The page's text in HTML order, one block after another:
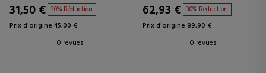
31,50 € 30% Réduction
Prix d'origine 45,00 €
0 revues
62,93 € 30% Réduction
Prix d'origine 89,90 €
0 revues